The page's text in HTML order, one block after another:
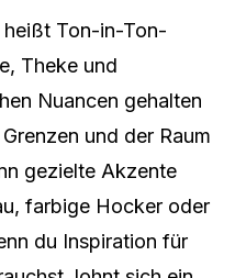
Ton-in-Ton-
Theke und
Nuancen gehalten
und der Raum
gezielte Akzente
farbige Hocker oder
du Inspiration für